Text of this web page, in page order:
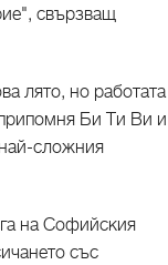
свързващ
лято, но работата
Би Ти Ви и
най-сложния
на Софийския
със